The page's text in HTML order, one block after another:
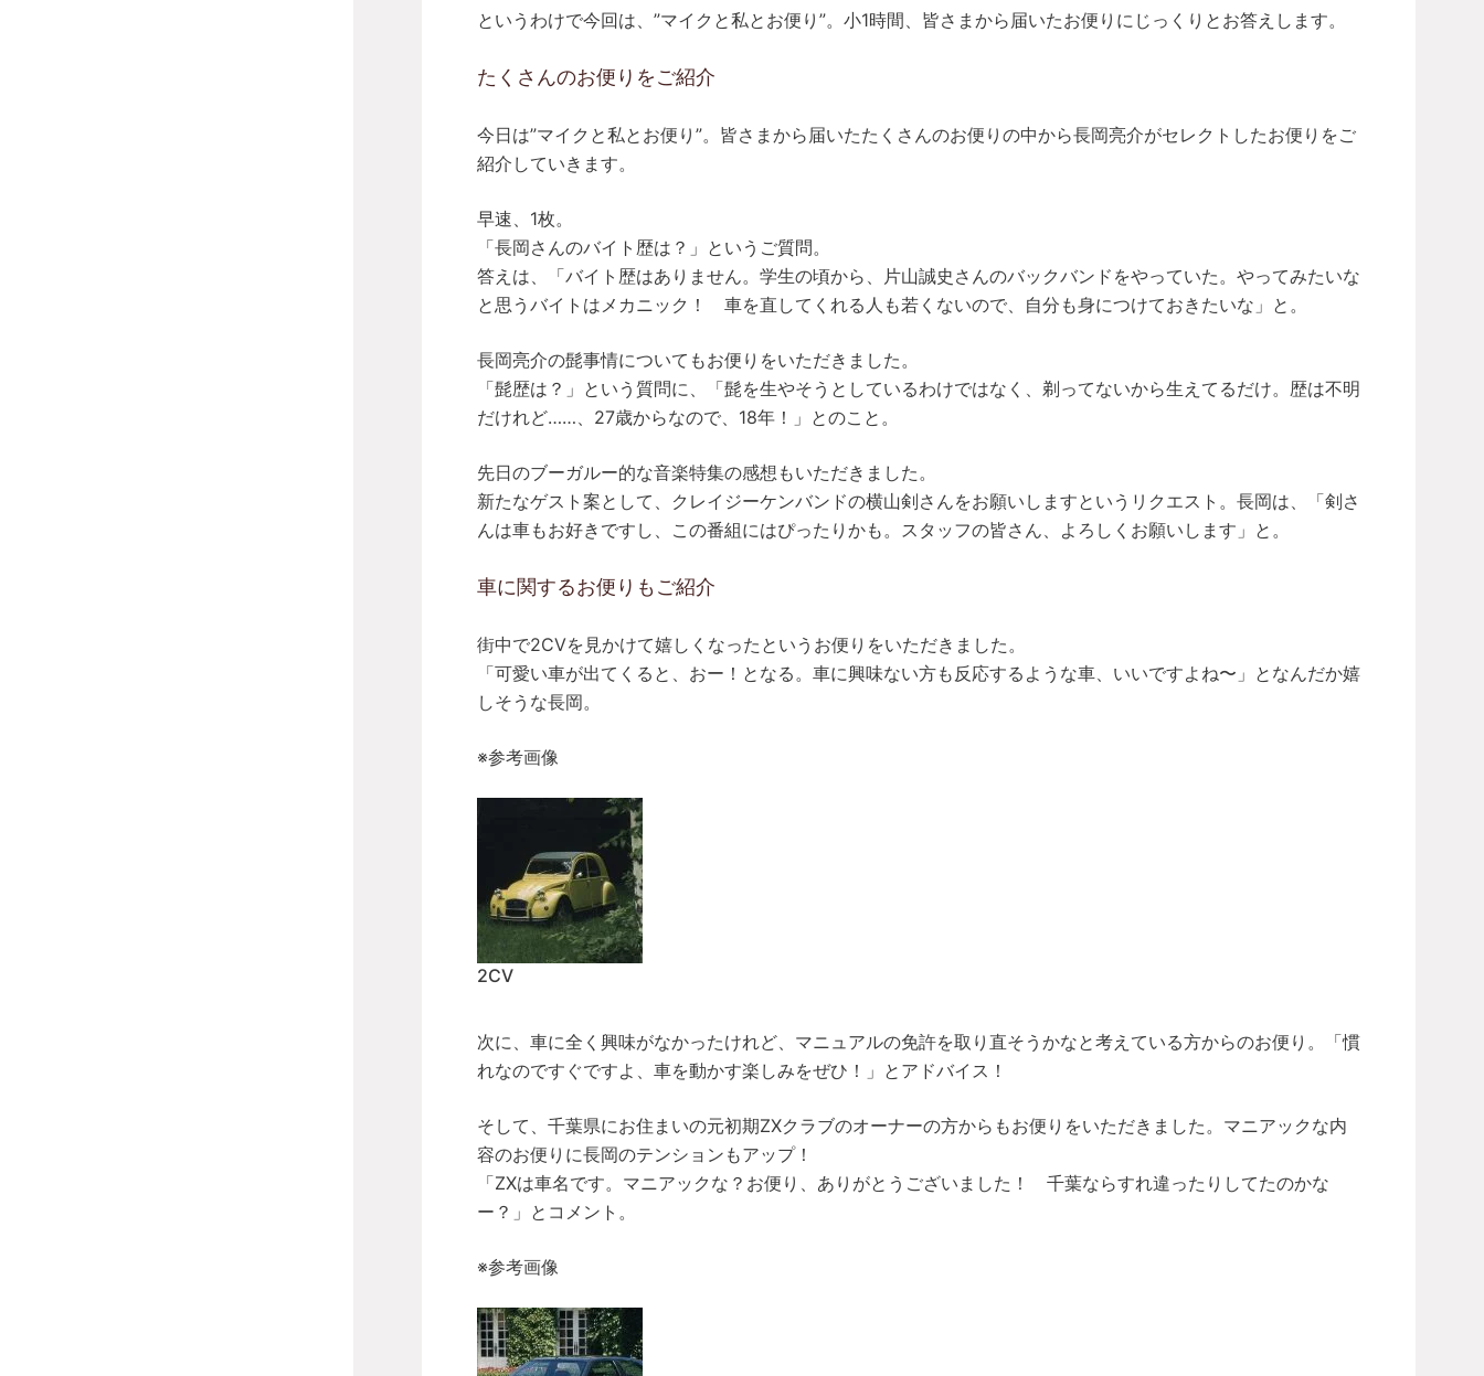
というわけで今回は、”マイクと私とお便り”。小1時間、皆さまから届いたお便りにじっくりとお答えします。
たくさんのお便りをご紹介
今日は”マイクと私とお便り”。皆さまから届いたたくさんのお便りの中から長岡亮介がセレクトしたお便りをご
紹介していきます。
早速、1枚。
「長岡さんのバイト歴は？」というご質問。
答えは、「バイト歴はありません。学生の頃から、片山誠史さんのバックバンドをやっていた。やってみたいな
と思うバイトはメカニック！ 車を直してくれる人も若くないので、自分も身につけておきたいな」と。
長岡亮介の髭事情についてもお便りをいただきました。
「髭歴は？」という質問に、「髭を生やそうとしているわけではなく、剃ってないから生えてるだけ。歴は不明
だけれど……、27歳からなので、18年！」とのこと。
先日のブーガルー的な音楽特集の感想もいただきました。
新たなゲスト案として、クレイジーケンバンドの横山剣さんをお願いしますというリクエスト。長岡は、「剣さ
んは車もお好きですし、この番組にはぴったりかも。スタッフの皆さん、よろしくお願いします」と。
車に関するお便りもご紹介
街中で2CVを見かけて嬉しくなったというお便りをいただきました。
「可愛い車が出てくると、おー！となる。車に興味ない方も反応するような車、いいですよね〜」となんだか嬉
しそうな長岡。
※参考画像
2CV
次に、車に全く興味がなかったけれど、マニュアルの免許を取り直そうかなと考えている方からのお便り。「慣
れなのですぐですよ、車を動かす楽しみをぜひ！」とアドバイス！
そして、千葉県にお住まいの元初期ZXクラブのオーナーの方からもお便りをいただきました。マニアックな内
容のお便りに長岡のテンションもアップ！
「ZXは車名です。マニアックな？お便り、ありがとうございました！ 千葉ならすれ違ったりしてたのかな
ー？」とコメント。
※参考画像